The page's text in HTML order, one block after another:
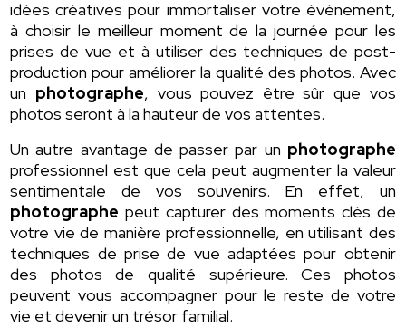
idées créatives pour immortaliser votre événement,
à choisir le meilleur moment de la journée pour les
prises de vue et à utiliser des techniques de post-
production pour améliorer la qualité des photos. Avec
un photographe, vous pouvez être sûr que vos
photos seront à la hauteur de vos attentes.
Un autre avantage de passer par un photographe
professionnel est que cela peut augmenter la valeur
sentimentale de vos souvenirs. En effet, un
photographe peut capturer des moments clés de
votre vie de manière professionnelle, en utilisant des
techniques de prise de vue adaptées pour obtenir
des photos de qualité supérieure. Ces photos
peuvent vous accompagner pour le reste de votre
vie et devenir un trésor familial.